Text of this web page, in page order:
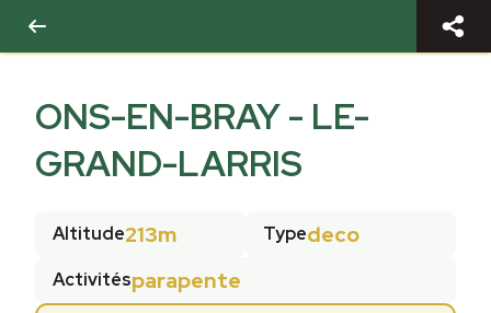
ONS-EN-BRAY - LE-
GRAND-LARRIS
Altitude213m Typedeco
Activitésparapente